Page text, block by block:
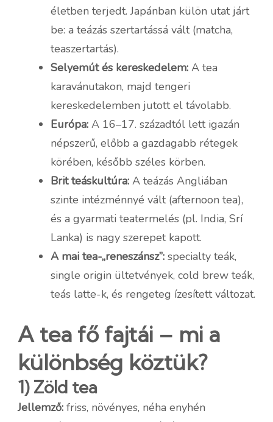
életben terjedt. Japánban külön utat járt
be: a teázás szertartássá vált (matcha,
teaszertartás).
Selyemút és kereskedelem: A tea
karavánutakon, majd tengeri
kereskedelemben jutott el távolabb.
Európa: A 16–17. századtól lett igazán
népszerű, előbb a gazdagabb rétegek
körében, később széles körben.
Brit teáskultúra: A teázás Angliában
szinte intézménnyé vált (afternoon tea),
és a gyarmati teatermelés (pl. India, Srí
Lanka) is nagy szerepet kapott.
A mai tea-„reneszánsz”: specialty teák,
single origin ültetvények, cold brew teák,
teás latte-k, és rengeteg ízesített változat.
A tea fő fajtái – mi a
különbség köztük?
1) Zöld tea
Jellemző: friss, növényes, néha enyhén